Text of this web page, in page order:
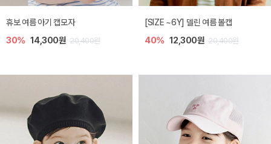
휴보 여름 아기 캡모자
30% 14,300원 20,400원
[SIZE ~6Y] 델린 여름 볼캡
40% 12,300원 20,400원